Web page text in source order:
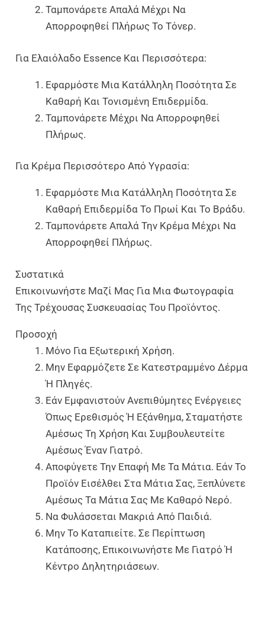
Ταμπονάρετε Απαλά Μέχρι Να
Απορροφηθεί Πλήρως Το Τόνερ.
Για Ελαιόλαδο Essence Και Περισσότερα:
Εφαρμόστε Μια Κατάλληλη Ποσότητα Σε
Καθαρή Και Τονισμένη Επιδερμίδα.
Ταμπονάρετε Μέχρι Να Απορροφηθεί
Πλήρως.
Για Κρέμα Περισσότερο Από Υγρασία:
Εφαρμόστε Μια Κατάλληλη Ποσότητα Σε
Καθαρή Επιδερμίδα Το Πρωί Και Το Βράδυ.
Ταμπονάρετε Απαλά Την Κρέμα Μέχρι Να
Απορροφηθεί Πλήρως.
Συστατικά
Επικοινωνήστε Μαζί Μας Για Μια Φωτογραφία
Της Τρέχουσας Συσκευασίας Του Προϊόντος.
Προσοχή
Μόνο Για Εξωτερική Χρήση.
Μην Εφαρμόζετε Σε Κατεστραμμένο Δέρμα
Ή Πληγές.
Εάν Εμφανιστούν Ανεπιθύμητες Ενέργειες
Όπως Ερεθισμός Ή Εξάνθημα, Σταματήστε
Αμέσως Τη Χρήση Και Συμβουλευτείτε
Αμέσως Έναν Γιατρό.
Αποφύγετε Την Επαφή Με Τα Μάτια. Εάν Το
Προϊόν Εισέλθει Στα Μάτια Σας, Ξεπλύνετε
Αμέσως Τα Μάτια Σας Με Καθαρό Νερό.
Να Φυλάσσεται Μακριά Από Παιδιά.
Μην Το Καταπιείτε. Σε Περίπτωση
Κατάποσης, Επικοινωνήστε Με Γιατρό Ή
Κέντρο Δηλητηριάσεων.